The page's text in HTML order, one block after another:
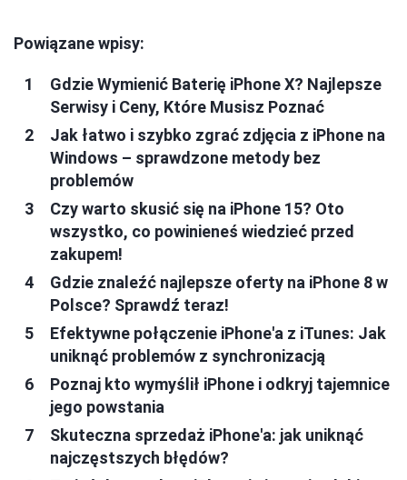
Powiązane wpisy:
Gdzie Wymienić Baterię iPhone X? Najlepsze
Serwisy i Ceny, Które Musisz Poznać
Jak łatwo i szybko zgrać zdjęcia z iPhone na
Windows – sprawdzone metody bez
problemów
Czy warto skusić się na iPhone 15? Oto
wszystko, co powinieneś wiedzieć przed
zakupem!
Gdzie znaleźć najlepsze oferty na iPhone 8 w
Polsce? Sprawdź teraz!
Efektywne połączenie iPhone'a z iTunes: Jak
uniknąć problemów z synchronizacją
Poznaj kto wymyślił iPhone i odkryj tajemnice
jego powstania
Skuteczna sprzedaż iPhone'a: jak uniknąć
najczęstszych błędów?